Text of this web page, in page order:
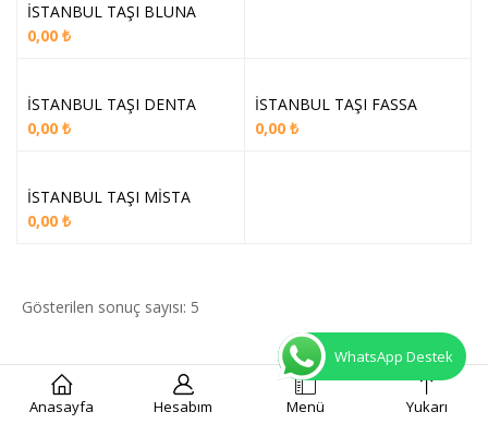
Anasayfa Hesabım Menü Yukarı
İSTANBUL TAŞI BLUNA
0,00 ₺
İSTANBUL TAŞI DENTA
0,00 ₺
İSTANBUL TAŞI FASSA
0,00 ₺
İSTANBUL TAŞI MİSTA
0,00 ₺
Gösterilen sonuç sayısı: 5
WhatsApp Destek